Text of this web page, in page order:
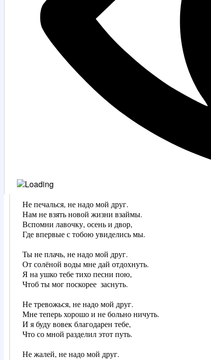
Не печалься, не надо мой друг.
Нам не взять новой жизни взаймы.
Вспомни лавочку, осень и двор,
Где впервые с тобою увиделись мы.
Ты не плачь, не надо мой друг.
От солёной воды мне дай отдохнуть.
Я на ушко тебе тихо песни пою,
Чтоб ты мог поскорее  заснуть.
Не тревожься, не надо мой друг.
Мне теперь хорошо и не больно ничуть.
И я буду вовек благодарен тебе,
Что со мной разделил этот путь.
Не жалей, не надо мой друг.